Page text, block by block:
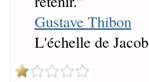
Gustave Thibon
L'échelle de Jacob